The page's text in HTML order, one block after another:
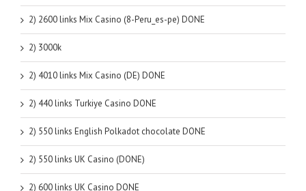
2) 2600 links Mix Casino (8-Peru_es-pe) DONE
2) 3000k
2) 4010 links Mix Casino (DE) DONE
2) 440 links Turkiye Casino DONE
2) 550 links English Polkadot chocolate DONE
2) 550 links UK Casino (DONE)
2) 600 links UK Casino DONE